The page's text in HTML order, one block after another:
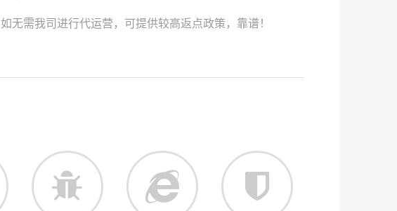
如无需我司进行代运营，可提供较高返点政策，靠谱！